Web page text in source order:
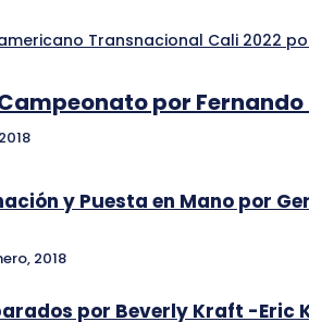
Transnacional Cali 2022
por Fernando
y Puesta en Mano por
2018
por Beverly Kraft -Eric